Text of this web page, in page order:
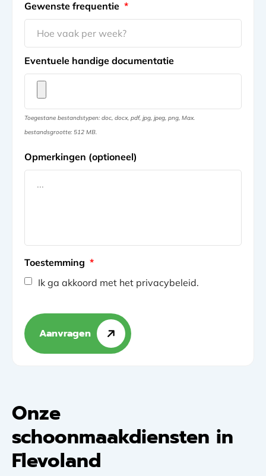
Gewenste frequentie *
Eventuele handige documentatie
Toegestane bestandstypen: doc, docx, pdf, jpg, jpeg, png, Max.
bestandsgrootte: 512 MB.
Opmerkingen (optioneel)
Toestemming *
Ik ga akkoord met het privacybeleid.
Aanvragen
Onze
schoonmaakdiensten in
Flevoland